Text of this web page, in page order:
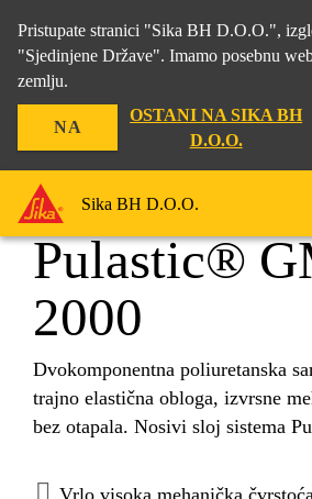
Pristupate stranici "Sika BH D.O.O.",
"Sjedinjene Države". Imamo posebnu
zemlju.
NA
OSTANI NA SIKA BH
D.O.O.
Sika BH D.O.O.
... Pulastic® GM-
Pulastic®
2000
Dvokomponentna poliuretanska
trajno elastična obloga, izvrsne
bez otapala. Nosivi sloj sistema
Vrlo visoka mehanička